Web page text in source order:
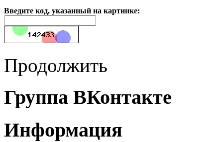
Введите код, указанный на картинке:
Продолжить
Группа ВКонтакте
Информация